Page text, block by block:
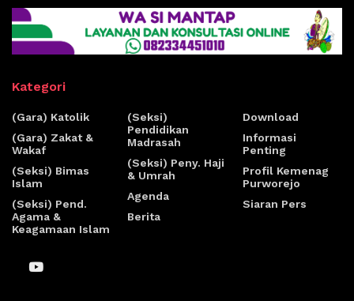
Kategori
(Gara) Katolik
(Gara) Zakat &
Wakaf
(Seksi) Bimas
Islam
(Seksi) Pend.
Agama &
Keagamaan Islam
(Seksi)
Pendidikan
Madrasah
(Seksi) Peny. Haji
& Umrah
Agenda
Berita
Download
Informasi
Penting
Profil Kemenag
Purworejo
Siaran Pers